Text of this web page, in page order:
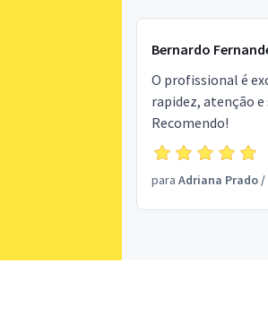
Bernardo
O profissional é
rapidez, atenção
Recomendo!
para Adriana Prado/